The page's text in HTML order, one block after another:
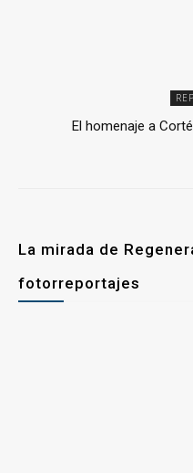
El homenaje a
La mirada de
fotorreportajes